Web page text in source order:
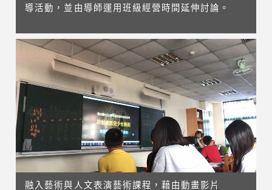
導活動，並由導師運用班級經營時間延伸討論。
融入藝術與人文表演藝術課程，藉由動畫影片